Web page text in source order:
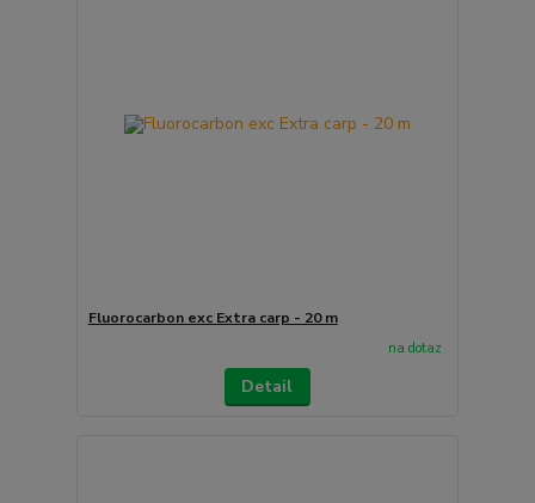
Fluorocarbon exc Extra carp - 20 m
na dotaz
Detail